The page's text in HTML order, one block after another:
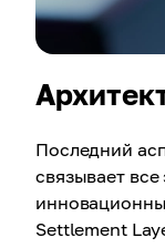
Последний
связывает
Settlement